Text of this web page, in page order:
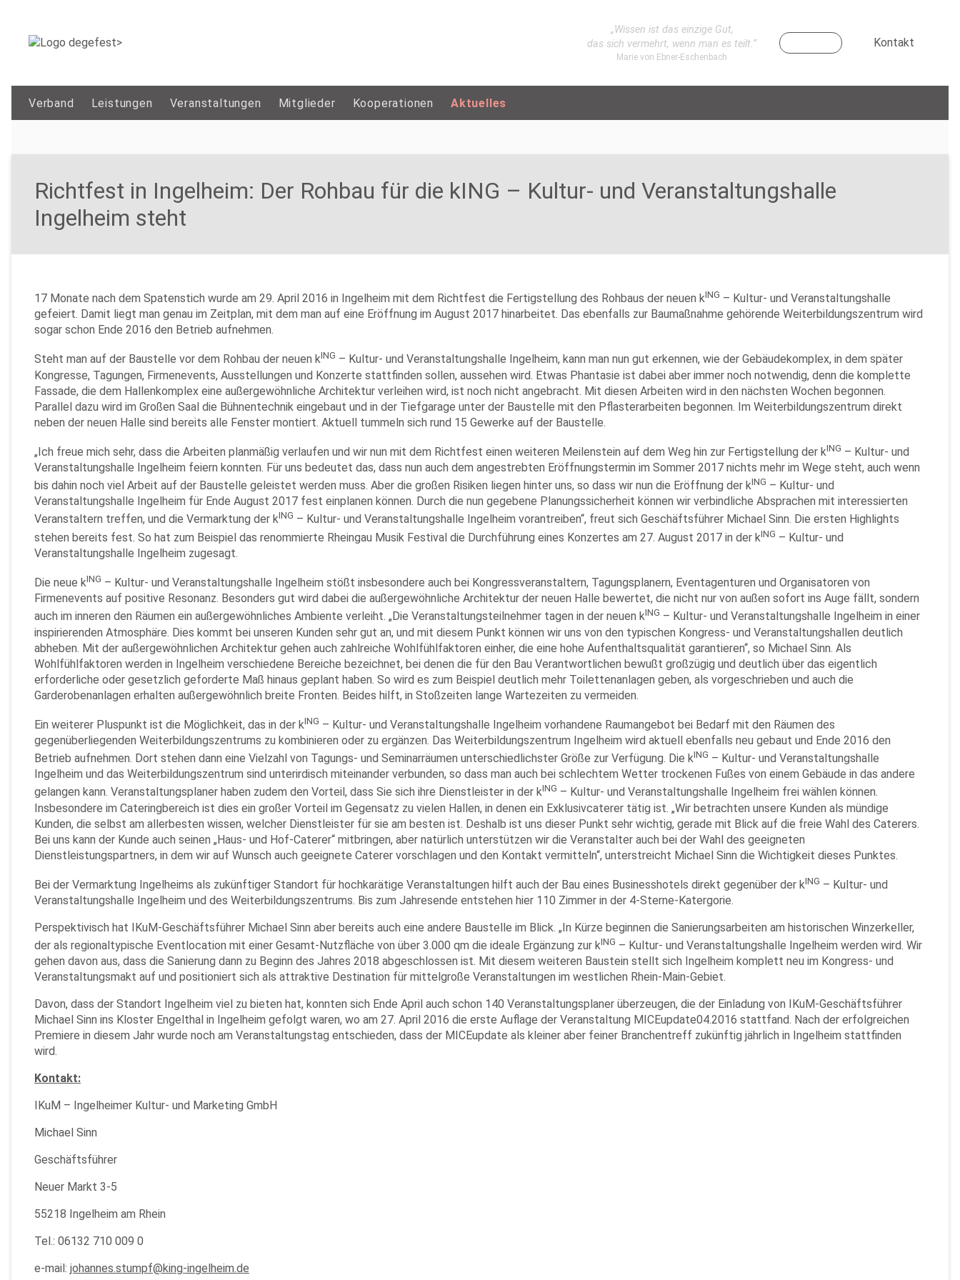
„Wissen ist das einzige Gut,
das sich vermehrt, wenn man es teilt.“
Marie von Ebner-Eschenbach
Kontakt
Verband Leistungen Veranstaltungen Mitglieder Kooperationen Aktuelles
Richtfest in Ingelheim: Der Rohbau für die kING – Kultur- und Veranstaltungshalle
Ingelheim steht
17 Monate nach dem Spatenstich wurde am 29. April 2016 in Ingelheim mit dem Richtfest die Fertigstellung des Rohbaus der neuen kING – Kultur- und Veranstaltungshalle
gefeiert. Damit liegt man genau im Zeitplan, mit dem man auf eine Eröffnung im August 2017 hinarbeitet. Das ebenfalls zur Baumaßnahme gehörende Weiterbildungszentrum wird
sogar schon Ende 2016 den Betrieb aufnehmen.
Steht man auf der Baustelle vor dem Rohbau der neuen kING – Kultur- und Veranstaltungshalle Ingelheim, kann man nun gut erkennen, wie der Gebäudekomplex, in dem später
Kongresse, Tagungen, Firmenevents, Ausstellungen und Konzerte stattfinden sollen, aussehen wird. Etwas Phantasie ist dabei aber immer noch notwendig, denn die komplette
Fassade, die dem Hallenkomplex eine außergewöhnliche Architektur verleihen wird, ist noch nicht angebracht. Mit diesen Arbeiten wird in den nächsten Wochen begonnen.
Parallel dazu wird im Großen Saal die Bühnentechnik eingebaut und in der Tiefgarage unter der Baustelle mit den Pflasterarbeiten begonnen. Im Weiterbildungszentrum direkt
neben der neuen Halle sind bereits alle Fenster montiert. Aktuell tummeln sich rund 15 Gewerke auf der Baustelle.
„Ich freue mich sehr, dass die Arbeiten planmäßig verlaufen und wir nun mit dem Richtfest einen weiteren Meilenstein auf dem Weg hin zur Fertigstellung der kING – Kultur- und
Veranstaltungshalle Ingelheim feiern konnten. Für uns bedeutet das, dass nun auch dem angestrebten Eröffnungstermin im Sommer 2017 nichts mehr im Wege steht, auch wenn
bis dahin noch viel Arbeit auf der Baustelle geleistet werden muss. Aber die großen Risiken liegen hinter uns, so dass wir nun die Eröffnung der kING – Kultur- und
Veranstaltungshalle Ingelheim für Ende August 2017 fest einplanen können. Durch die nun gegebene Planungssicherheit können wir verbindliche Absprachen mit interessierten
Veranstaltern treffen, und die Vermarktung der kING – Kultur- und Veranstaltungshalle Ingelheim vorantreiben“, freut sich Geschäftsführer Michael Sinn. Die ersten Highlights
stehen bereits fest. So hat zum Beispiel das renommierte Rheingau Musik Festival die Durchführung eines Konzertes am 27. August 2017 in der kING – Kultur- und
Veranstaltungshalle Ingelheim zugesagt.
Die neue kING – Kultur- und Veranstaltungshalle Ingelheim stößt insbesondere auch bei Kongressveranstaltern, Tagungsplanern, Eventagenturen und Organisatoren von
Firmenevents auf positive Resonanz. Besonders gut wird dabei die außergewöhnliche Architektur der neuen Halle bewertet, die nicht nur von außen sofort ins Auge fällt, sondern
auch im inneren den Räumen ein außergewöhnliches Ambiente verleiht. „Die Veranstaltungsteilnehmer tagen in der neuen kING – Kultur- und Veranstaltungshalle Ingelheim in einer
inspirierenden Atmosphäre. Dies kommt bei unseren Kunden sehr gut an, und mit diesem Punkt können wir uns von den typischen Kongress- und Veranstaltungshallen deutlich
abheben. Mit der außergewöhnlichen Architektur gehen auch zahlreiche Wohlfühlfaktoren einher, die eine hohe Aufenthaltsqualität garantieren“, so Michael Sinn. Als
Wohlfühlfaktoren werden in Ingelheim verschiedene Bereiche bezeichnet, bei denen die für den Bau Verantwortlichen bewußt großzügig und deutlich über das eigentlich
erforderliche oder gesetzlich geforderte Maß hinaus geplant haben. So wird es zum Beispiel deutlich mehr Toilettenanlagen geben, als vorgeschrieben und auch die
Garderobenanlagen erhalten außergewöhnlich breite Fronten. Beides hilft, in Stoßzeiten lange Wartezeiten zu vermeiden.
Ein weiterer Pluspunkt ist die Möglichkeit, das in der kING – Kultur- und Veranstaltungshalle Ingelheim vorhandene Raumangebot bei Bedarf mit den Räumen des
gegenüberliegenden Weiterbildungszentrums zu kombinieren oder zu ergänzen. Das Weiterbildungszentrum Ingelheim wird aktuell ebenfalls neu gebaut und Ende 2016 den
Betrieb aufnehmen. Dort stehen dann eine Vielzahl von Tagungs- und Seminarräumen unterschiedlichster Größe zur Verfügung. Die kING – Kultur- und Veranstaltungshalle
Ingelheim und das Weiterbildungszentrum sind unterirdisch miteinander verbunden, so dass man auch bei schlechtem Wetter trockenen Fußes von einem Gebäude in das andere
gelangen kann. Veranstaltungsplaner haben zudem den Vorteil, dass Sie sich ihre Dienstleister in der kING – Kultur- und Veranstaltungshalle Ingelheim frei wählen können.
Insbesondere im Cateringbereich ist dies ein großer Vorteil im Gegensatz zu vielen Hallen, in denen ein Exklusivcaterer tätig ist. „Wir betrachten unsere Kunden als mündige
Kunden, die selbst am allerbesten wissen, welcher Dienstleister für sie am besten ist. Deshalb ist uns dieser Punkt sehr wichtig, gerade mit Blick auf die freie Wahl des Caterers.
Bei uns kann der Kunde auch seinen „Haus- und Hof-Caterer“ mitbringen, aber natürlich unterstützen wir die Veranstalter auch bei der Wahl des geeigneten
Dienstleistungspartners, in dem wir auf Wunsch auch geeignete Caterer vorschlagen und den Kontakt vermitteln“, unterstreicht Michael Sinn die Wichtigkeit dieses Punktes.
Bei der Vermarktung Ingelheims als zukünftiger Standort für hochkarätige Veranstaltungen hilft auch der Bau eines Businesshotels direkt gegenüber der kING – Kultur- und
Veranstaltungshalle Ingelheim und des Weiterbildungszentrums. Bis zum Jahresende entstehen hier 110 Zimmer in der 4-Sterne-Katergorie.
Perspektivisch hat IKuM-Geschäftsführer Michael Sinn aber bereits auch eine andere Baustelle im Blick. „In Kürze beginnen die Sanierungsarbeiten am historischen Winzerkeller,
der als regionaltypische Eventlocation mit einer Gesamt-Nutzfläche von über 3.000 qm die ideale Ergänzung zur kING – Kultur- und Veranstaltungshalle Ingelheim werden wird. Wir
gehen davon aus, dass die Sanierung dann zu Beginn des Jahres 2018 abgeschlossen ist. Mit diesem weiteren Baustein stellt sich Ingelheim komplett neu im Kongress- und
Veranstaltungsmakt auf und positioniert sich als attraktive Destination für mittelgroße Veranstaltungen im westlichen Rhein-Main-Gebiet.
Davon, dass der Standort Ingelheim viel zu bieten hat, konnten sich Ende April auch schon 140 Veranstaltungsplaner überzeugen, die der Einladung von IKuM-Geschäftsführer
Michael Sinn ins Kloster Engelthal in Ingelheim gefolgt waren, wo am 27. April 2016 die erste Auflage der Veranstaltung MICEupdate04.2016 stattfand. Nach der erfolgreichen
Premiere in diesem Jahr wurde noch am Veranstaltungstag entschieden, dass der MICEupdate als kleiner aber feiner Branchentreff zukünftig jährlich in Ingelheim stattfinden
wird.
Kontakt:
IKuM – Ingelheimer Kultur- und Marketing GmbH
Michael Sinn
Geschäftsführer
Neuer Markt 3-5
55218 Ingelheim am Rhein
Tel.: 06132 710 009 0
e-mail: johannes.stumpf@king-ingelheim.de